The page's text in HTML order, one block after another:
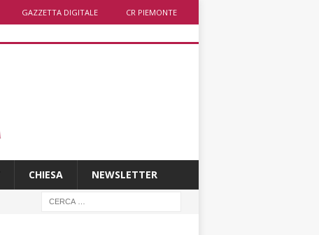
GAZZETTA DIGITALE CR PIEMONTE
CHIESA NEWSLETTER